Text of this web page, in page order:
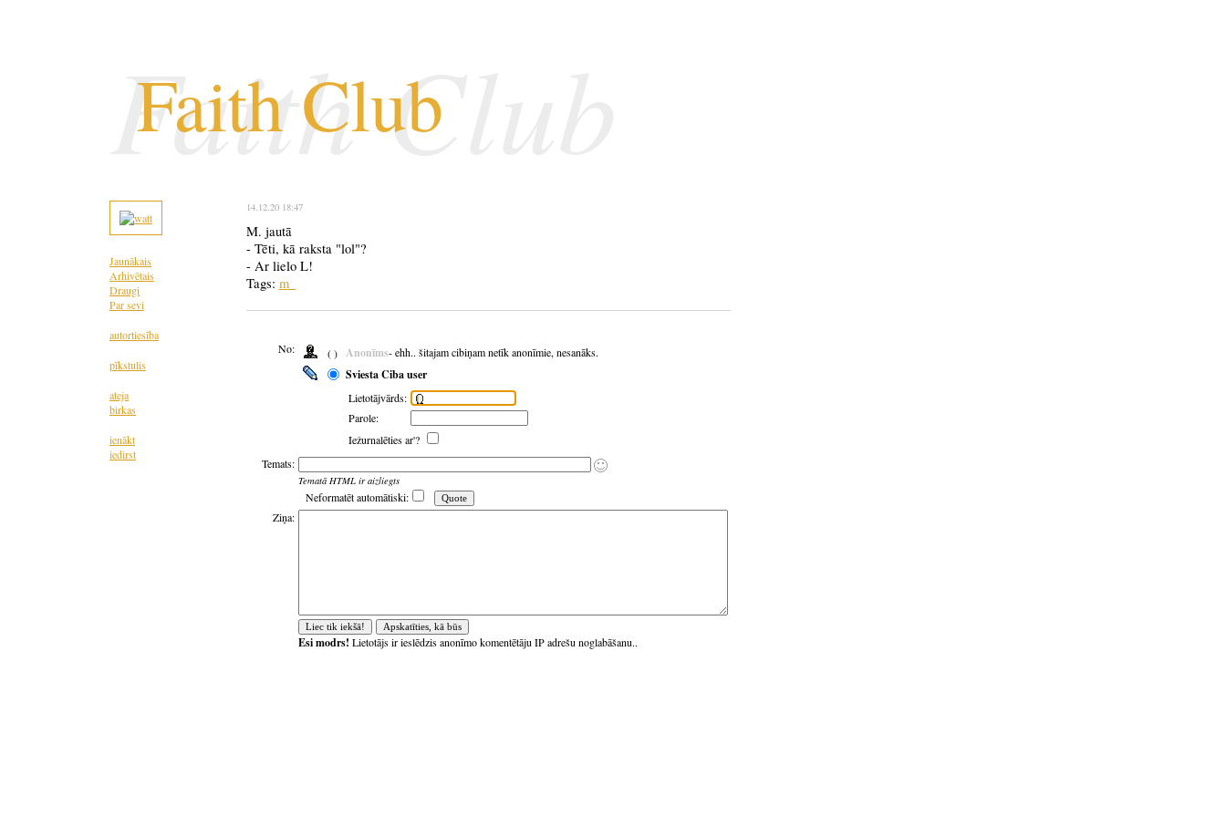
Faith Club
Faith Club
Jaunākais
Arhivētais
Draugi
Par sevi
autortiesība
pīkstulis
ateja
birkas
ienākt
iedirst
14.12.20 18:47
M. jautā
- Tēti, kā raksta "lol"?
- Ar lielo L!
Tags: m_
No: ( ) Anonīms- ehh.. šitajam cibiņam netīk anonīmie, nesanāks.
Sviesta Ciba user
Lietotājvārds:
Parole:
Iežurnalēties ar'?
Temats:
Tematā HTML ir aizliegts
Neformatēt automātiski:
Ziņa:
Esi modrs! Lietotājs ir ieslēdzis anonīmo komentētāju IP adrešu noglabāšanu..